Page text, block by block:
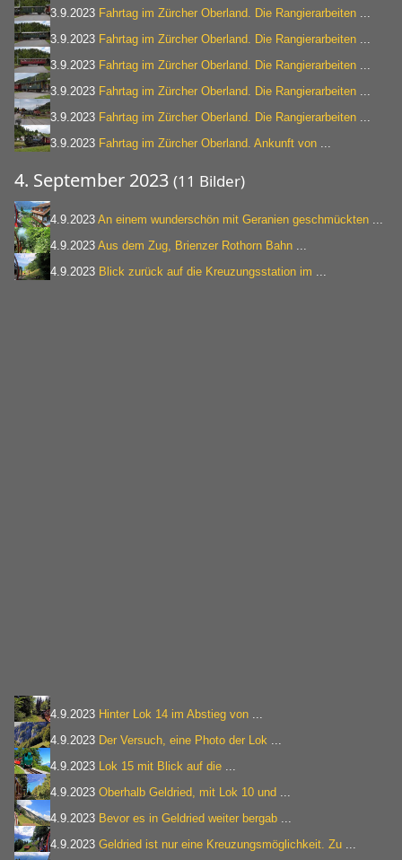
3.9.2023 Fahrtag im Zürcher Oberland. Die Rangierarbeiten ...
3.9.2023 Fahrtag im Zürcher Oberland. Die Rangierarbeiten ...
3.9.2023 Fahrtag im Zürcher Oberland. Die Rangierarbeiten ...
3.9.2023 Fahrtag im Zürcher Oberland. Die Rangierarbeiten ...
3.9.2023 Fahrtag im Zürcher Oberland. Die Rangierarbeiten ...
3.9.2023 Fahrtag im Zürcher Oberland. Ankunft von ...
4. September 2023 (11 Bilder)
4.9.2023 An einem wunderschön mit Geranien geschmückten ...
4.9.2023 Aus dem Zug, Brienzer Rothorn Bahn ...
4.9.2023 Blick zurück auf die Kreuzungsstation im ...
4.9.2023 Hinter Lok 14 im Abstieg von ...
4.9.2023 Der Versuch, eine Photo der Lok ...
4.9.2023 Lok 15 mit Blick auf die ...
4.9.2023 Oberhalb Geldried, mit Lok 10 und ...
4.9.2023 Bevor es in Geldried weiter bergab ...
4.9.2023 Geldried ist nur eine Kreuzungsmöglichkeit. Zu ...